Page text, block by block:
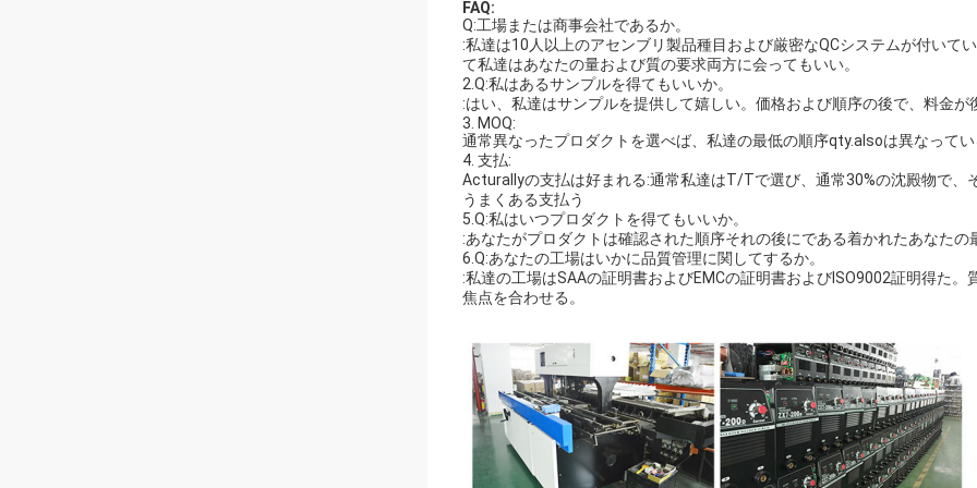
FAQ:
Q:工場または商事会社であるか。
:私達は10人以上のアセンブリ製品種目および厳密なQCシステムが付いて
て私達はあなたの量および質の要求両方に会ってもいい。
2.Q:私はあるサンプルを得てもいいか。
:はい、私達はサンプルを提供して嬉しい。価格および順序の後で、料金
3. MOQ:
通常異なったプロダクトを選べば、私達の最低の順序qty.alsoは異なって
4. 支払:
Acturallyの支払は好まれる:通常私達はT/Tで選び、通常30%の沈殿物で
うまくある支払う
5.Q:私はいつプロダクトを得てもいいか。
:あなたがプロダクトは確認された順序それの後にである着かれたあなた
6.Q:あなたの工場はいかに品質管理に関してするか。
:私達の工場はSAAの証明書およびEMCの証明書およびISO9002証明得た
焦点を合わせる。